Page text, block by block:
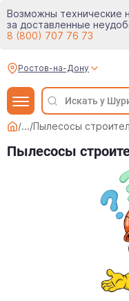
Возможны технические
за доставленные
8 (800) 707 76 73
Ростов-на-Дону
/.../Пылесосы
Пылесосы